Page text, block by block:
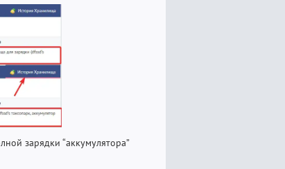
зарядки “аккумулятора”